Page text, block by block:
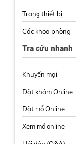
Trang thiết bị
Các khoa phòng
Tra cứu nhanh
Khuyến mại
Đặt khám Online
Đặt mổ Online
Xem mổ online